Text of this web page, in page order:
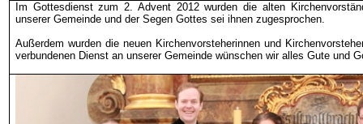
Im Gottesdienst zum 2. Advent 2012 wurden die alten
unserer Gemeinde und der Segen Gottes sei ihnen zugesprochen.
Außerdem wurden die neuen Kirchenvorsteherinnen und
verbundenen Dienst an unserer Gemeinde wünschen wir alles Gute und